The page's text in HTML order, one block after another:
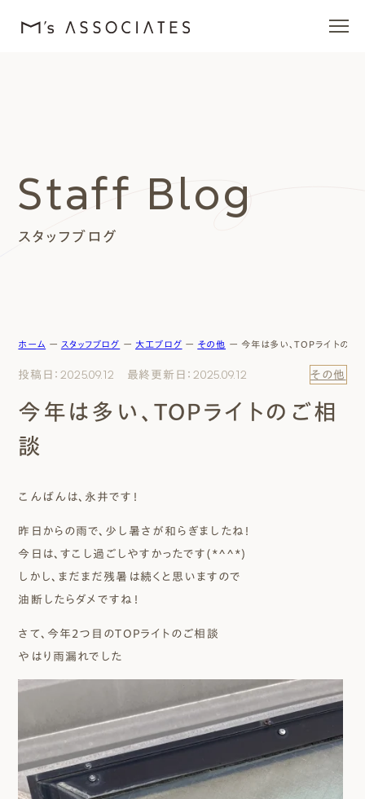
エムズを愛する人たち
施工事例
エムズのこと
0120-40-6613
まずは相談する[無料]
モデルハウスを見る
ファーストプランを試す
スタッフブログ
Staff Blog
ホーム ー スタッフブログ ー 大工ブログ ー その他 ー 今年は多い、TOPライトのご
投稿日：2025.09.12 最終更新日：2025.09.12 その他
今年は多い、TOPライトのご相
談
こんばんは、永井です！
昨日からの雨で、少し暑さが和らぎましたね！
今日は、すこし過ごしやすかったです(*^^*)
しかし、まだまだ残暑は続くと思いますので
油断したらダメですね！
さて、今年2つ目のTOPライトのご相談
やはり雨漏れでした